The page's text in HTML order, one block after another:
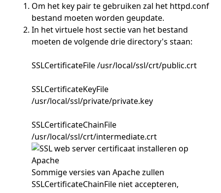
Om het key pair te gebruiken zal het httpd.conf
bestand moeten worden geupdate.
In het virtuele host sectie van het bestand
moeten de volgende drie directory's staan:
SSLCertificateFile /usr/local/ssl/crt/public.crt
SSLCertificateKeyFile
/usr/local/ssl/private/private.key
SSLCertificateChainFile
/usr/local/ssl/crt/intermediate.crt
Sommige versies van Apache zullen
SSLCertificateChainFile niet accepteren,